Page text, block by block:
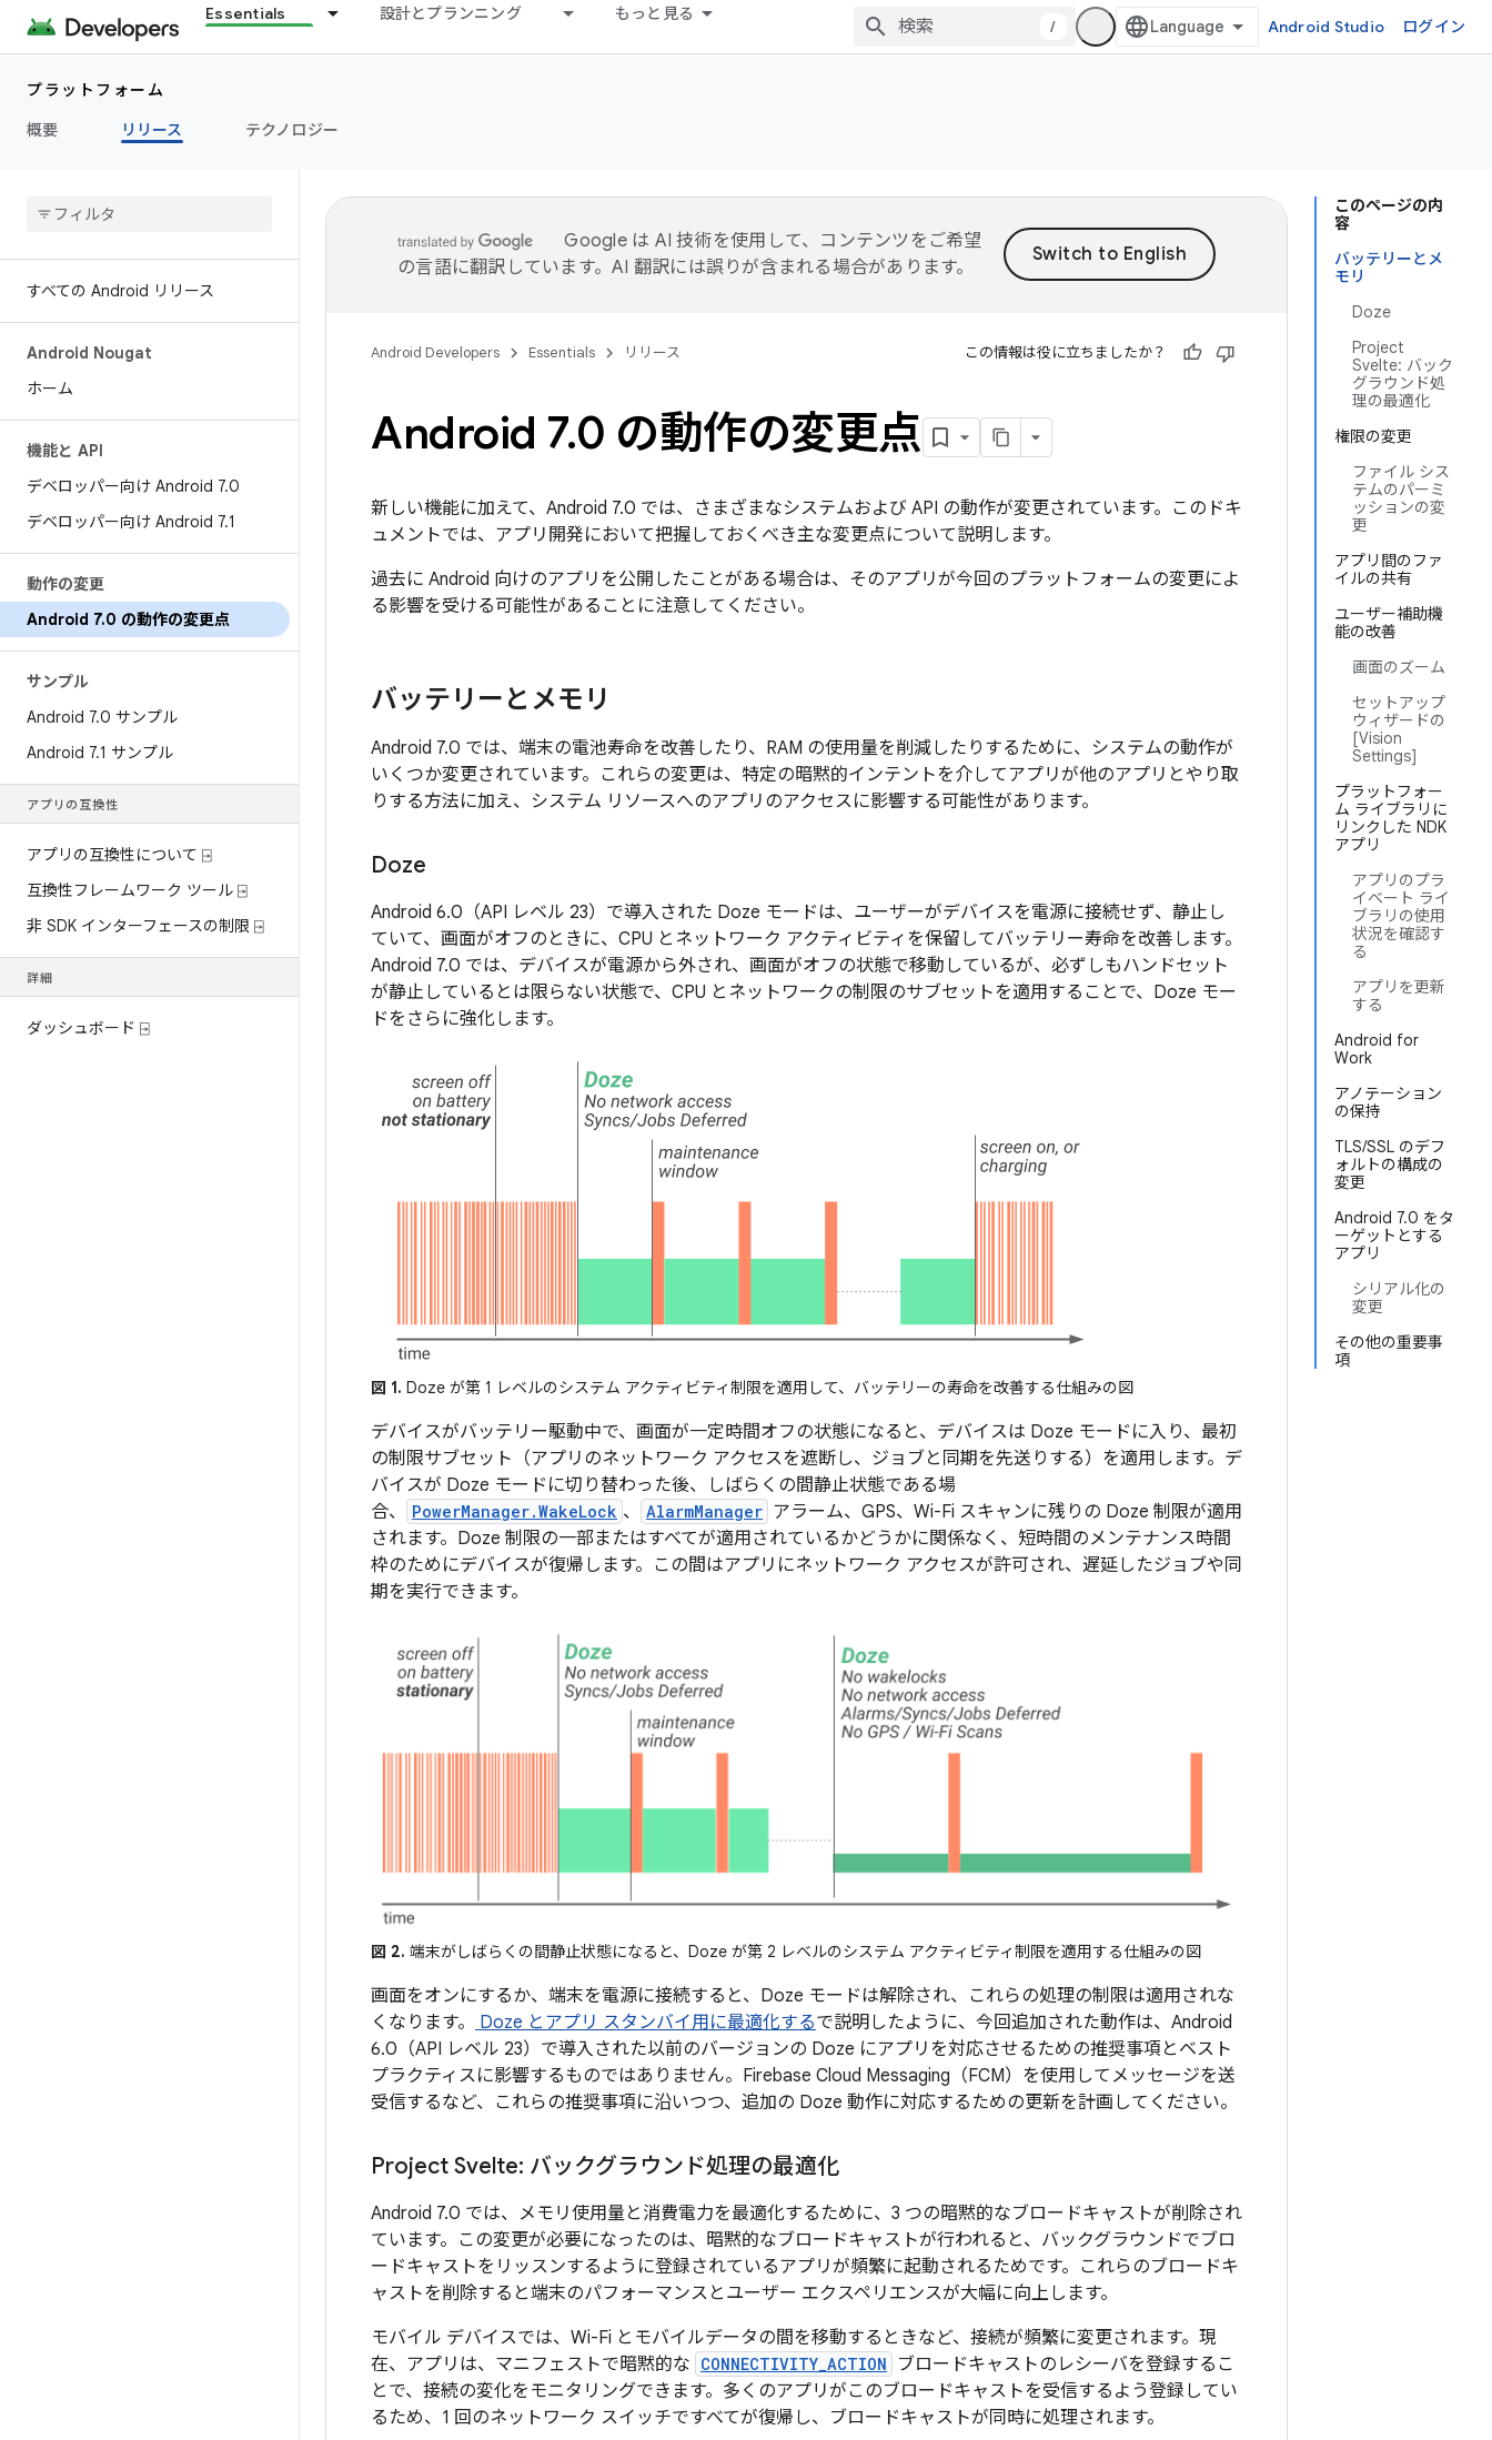
Essentials 設計とプランニング もっと見る
/ Android Studio ログイン
プラットフォーム
概要
リリース テクノロジー
すべての Android リリース
Android Nougat
ホーム
機能と API
デベロッパー向け Android 7.0
デベロッパー向け Android 7.1
動作の変更
Android 7.0 の動作の変更点
サンプル
Android 7.0 サンプル
Android 7.1 サンプル
アプリの互換性
アプリの互換性について ⍈
互換性フレームワーク ツール ⍈
非 SDK インターフェースの制限 ⍈
詳細
ダッシュボード ⍈
このページの内
容
バッテリーとメ
モリ
Doze
Project
Svelte: バック
グラウンド処
理の最適化
権限の変更
ファイル シス
テムのパーミ
ッションの変
更
アプリ間のファ
イルの共有
ユーザー補助機
能の改善
画面のズーム
セットアップ
ウィザードの
[Vision
Settings]
プラットフォー
ム ライブラリに
リンクした NDK
アプリ
アプリのプラ
イベート ライ
ブラリの使用
状況を確認す
る
アプリを更新
する
Android for
Work
アノテーション
の保持
TLS/SSL のデフ
ォルトの構成の
変更
Android 7.0 をタ
ーゲットとする
アプリ
シリアル化の
変更
その他の重要事
項
Google は AI 技術を使用して、コンテンツをご希望
の言語に翻訳しています。AI 翻訳には誤りが含まれる場合があります。
Android Developers Essentials リリース この情報は役に立ちましたか？
Android 7.0 の動作の変更点
新しい機能に加えて、Android 7.0 では、さまざまなシステムおよび API の動作が変更されています。このドキ
ュメントでは、アプリ開発において把握しておくべき主な変更点について説明します。
過去に Android 向けのアプリを公開したことがある場合は、そのアプリが今回のプラットフォームの変更によ
る影響を受ける可能性があることに注意してください。
バッテリーとメモリ
Android 7.0 では、端末の電池寿命を改善したり、RAM の使用量を削減したりするために、システムの動作が
いくつか変更されています。これらの変更は、特定の暗黙的インテントを介してアプリが他のアプリとやり取
りする方法に加え、システム リソースへのアプリのアクセスに影響する可能性があります。
Doze
Android 6.0（API レベル 23）で導入された Doze モードは、ユーザーがデバイスを電源に接続せず、静止し
ていて、画面がオフのときに、CPU とネットワーク アクティビティを保留してバッテリー寿命を改善します。
Android 7.0 では、デバイスが電源から外され、画面がオフの状態で移動しているが、必ずしもハンドセット
が静止しているとは限らない状態で、CPU とネットワークの制限のサブセットを適用することで、Doze モー
ドをさらに強化します。
図 1. Doze が第 1 レベルのシステム アクティビティ制限を適用して、バッテリーの寿命を改善する仕組みの図
デバイスがバッテリー駆動中で、画面が一定時間オフの状態になると、デバイスは Doze モードに入り、最初
の制限サブセット（アプリのネットワーク アクセスを遮断し、ジョブと同期を先送りする）を適用します。デ
バイスが Doze モードに切り替わった後、しばらくの間静止状態である場
合、
PowerManager.WakeLock 、 AlarmManager アラーム、GPS、Wi-Fi スキャンに残りの Doze 制限が適用
されます。Doze 制限の一部またはすべてが適用されているかどうかに関係なく、短時間のメンテナンス時間
枠のためにデバイスが復帰します。この間はアプリにネットワーク アクセスが許可され、遅延したジョブや同
期を実行できます。
図 2. 端末がしばらくの間静止状態になると、Doze が第 2 レベルのシステム アクティビティ制限を適用する仕組みの図
画面をオンにするか、端末を電源に接続すると、Doze モードは解除され、これらの処理の制限は適用されな
くなります。
Doze とアプリ スタンバイ用に最適化するで説明したように、今回追加された動作は、Android
6.0（API レベル 23）で導入された以前のバージョンの Doze にアプリを対応させるための推奨事項とベスト
プラクティスに影響するものではありません。Firebase Cloud Messaging（FCM）を使用してメッセージを送
受信するなど、これらの推奨事項に沿いつつ、追加の Doze 動作に対応するための更新を計画してください。
Project Svelte: バックグラウンド処理の最適化
Android 7.0 では、メモリ使用量と消費電力を最適化するために、3 つの暗黙的なブロードキャストが削除され
ています。この変更が必要になったのは、暗黙的なブロードキャストが行われると、バックグラウンドでブロ
ードキャストをリッスンするように登録されているアプリが頻繁に起動されるためです。これらのブロードキ
ャストを削除すると端末のパフォーマンスとユーザー エクスペリエンスが大幅に向上します。
モバイル デバイスでは、Wi-Fi とモバイルデータの間を移動するときなど、接続が頻繁に変更されます。現
在、アプリは、マニフェストで暗黙的な CONNECTIVITY_ACTION
ブロードキャストのレシーバを登録するこ
とで、接続の変化をモニタリングできます。多くのアプリがこのブロードキャストを受信するよう登録してい
るため、1 回のネットワーク スイッチですべてが復帰し、ブロードキャストが同時に処理されます。